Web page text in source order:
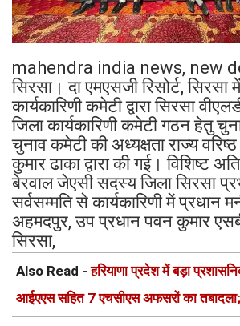
mahendra india news, new
सिरसा। दा एमएसजी रिसोर्ट, सिरसा
कार्यकारिणी कमेटी द्वारा सिरसा
जिला कार्यकारिणी कमेटी गठन हेतु
चुनाव कमेटी की अध्यक्षता राज्य
कुमार ढाका द्वारा की गई। विशिष्ट
बेरवाल जेएसी सदस्य जिला सिरसा
सर्वसम्मति से कार्यकारिणी में प्रधान
अहमदपुर, उप प्रधान पवन कुमार
सिरसा,
Also Read -हरियाणा प्रदेश में बड़ा
आईएएस सहित 7 एचसीएस अफसरों का